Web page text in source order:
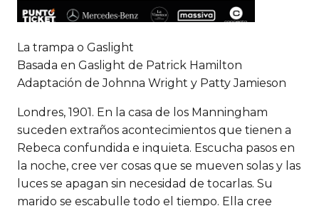
La trampa o Gaslight
Basada en Gaslight de Patrick Hamilton
Adaptación de Johnna Wright y Patty Jamieson
Londres, 1901. En la casa de los Manningham
suceden extraños acontecimientos que tienen a
Rebeca confundida e inquieta. Escucha pasos en
la noche, cree ver cosas que se mueven solas y las
luces se apagan sin necesidad de tocarlas. Su
marido se escabulle todo el tiempo. Ella cree